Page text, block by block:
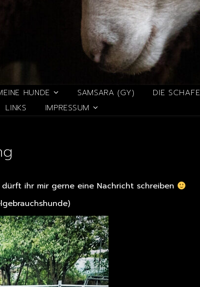
HUNDE SAMSARA (GY)
DIE SCHAFE
LINKS IMPRESSUM
ihr mir gerne eine Nachricht schreiben